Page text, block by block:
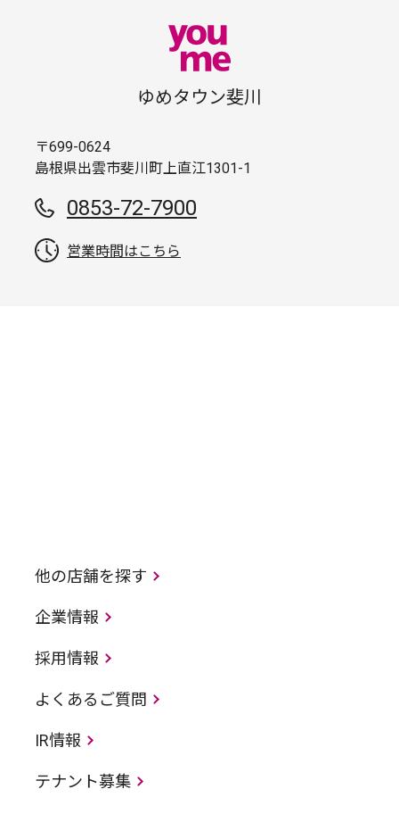
ゆめタウン斐川
〒699-0624
島根県出雲市斐川町上直江1301-1
0853-72-7900
営業時間はこちら
他の店舗を探す
企業情報
採用情報
よくあるご質問
IR情報
テナント募集